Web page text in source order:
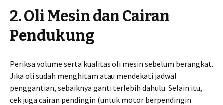
2. Oli Mesin dan Cairan
Pendukung
Periksa volume serta kualitas oli mesin sebelum berangkat.
Jika oli sudah menghitam atau mendekati jadwal
penggantian, sebaiknya ganti terlebih dahulu. Selain itu,
cek juga cairan pendingin (untuk motor berpendingin